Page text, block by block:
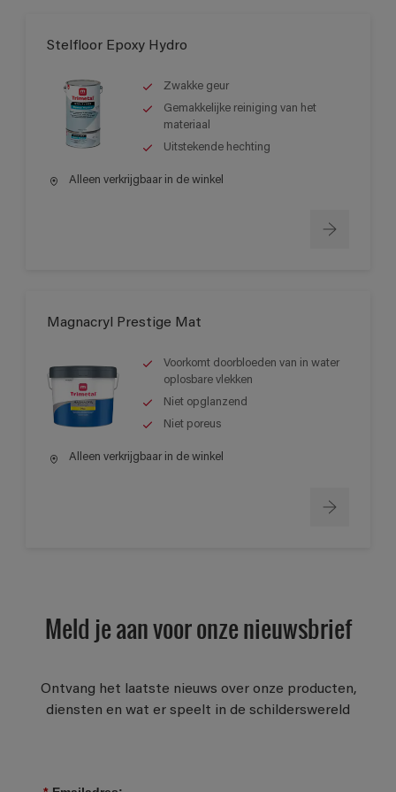
Stelfloor Epoxy Hydro
Zwakke geur
Gemakkelijke reiniging van het
materiaal
Uitstekende hechting
Alleen verkrijgbaar in de winkel
Magnacryl Prestige Mat
Voorkomt doorbloeden van in water
oplosbare vlekken
Niet opglanzend
Niet poreus
Alleen verkrijgbaar in de winkel
Meld je aan voor onze nieuwsbrief
Ontvang het laatste nieuws over onze producten,
diensten en wat er speelt in de schilderswereld